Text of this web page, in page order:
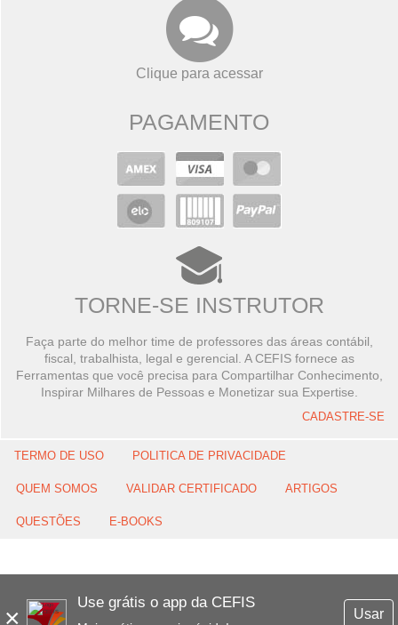
×
Use grátis o app da CEFIS
Usar
Clique para acessar
PAGAMENTO
TORNE-SE INSTRUTOR
Faça parte do melhor time de professores das áreas contábil,
fiscal, trabalhista, legal e gerencial. A CEFIS fornece as
Ferramentas que você precisa para Compartilhar Conhecimento,
Inspirar Milhares de Pessoas e Monetizar sua Expertise.
CADASTRE-SE
TERMO DE USO POLITICA DE PRIVACIDADE
QUEM SOMOS VALIDAR CERTIFICADO ARTIGOS
QUESTÕES E-BOOKS